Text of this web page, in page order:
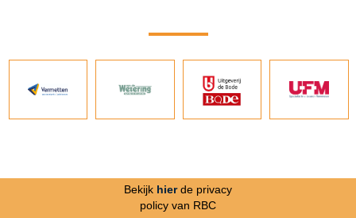
Bekijk hier de privacy
policy van RBC